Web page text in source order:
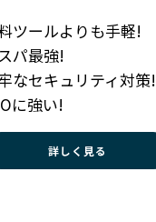
ツールよりも手軽!
パ最強!
なセキュリティ対策!
に強い!
詳しく見る